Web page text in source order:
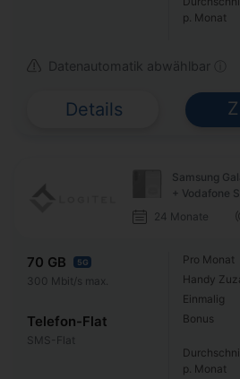
p. Monat
Datenautomatik abwählbar ⓘ
Details
Samsung
+ Vodafone
24 Monate
70 GB 5G
300 Mbit/s max.
Telefon-Flat
SMS-Flat
Pro Monat
Handy
Einmalig
Bonus
p. Monat